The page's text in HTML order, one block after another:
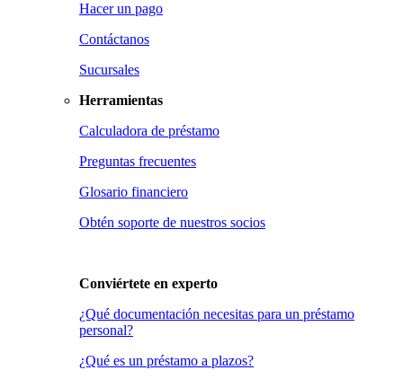
Hacer un pago
Contáctanos
Sucursales
Herramientas
Calculadora de préstamo
Preguntas frecuentes
Glosario financiero
Obtén soporte de nuestros socios
Conviértete en experto
¿Qué documentación necesitas para un préstamo
personal?
¿Qué es un préstamo a plazos?